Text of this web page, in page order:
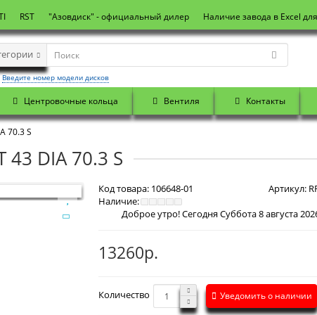
RST "Азовдиск" - официальный дилер Наличие завода в Excel
Введите номер модели дисков
Центровочные кольца Вентиля Контакты
70.3 S
43 DIA 70.3 S
Код товара: 106648-01 Артикул:
Наличие:
13260р.
Количество Уведомить о наличии